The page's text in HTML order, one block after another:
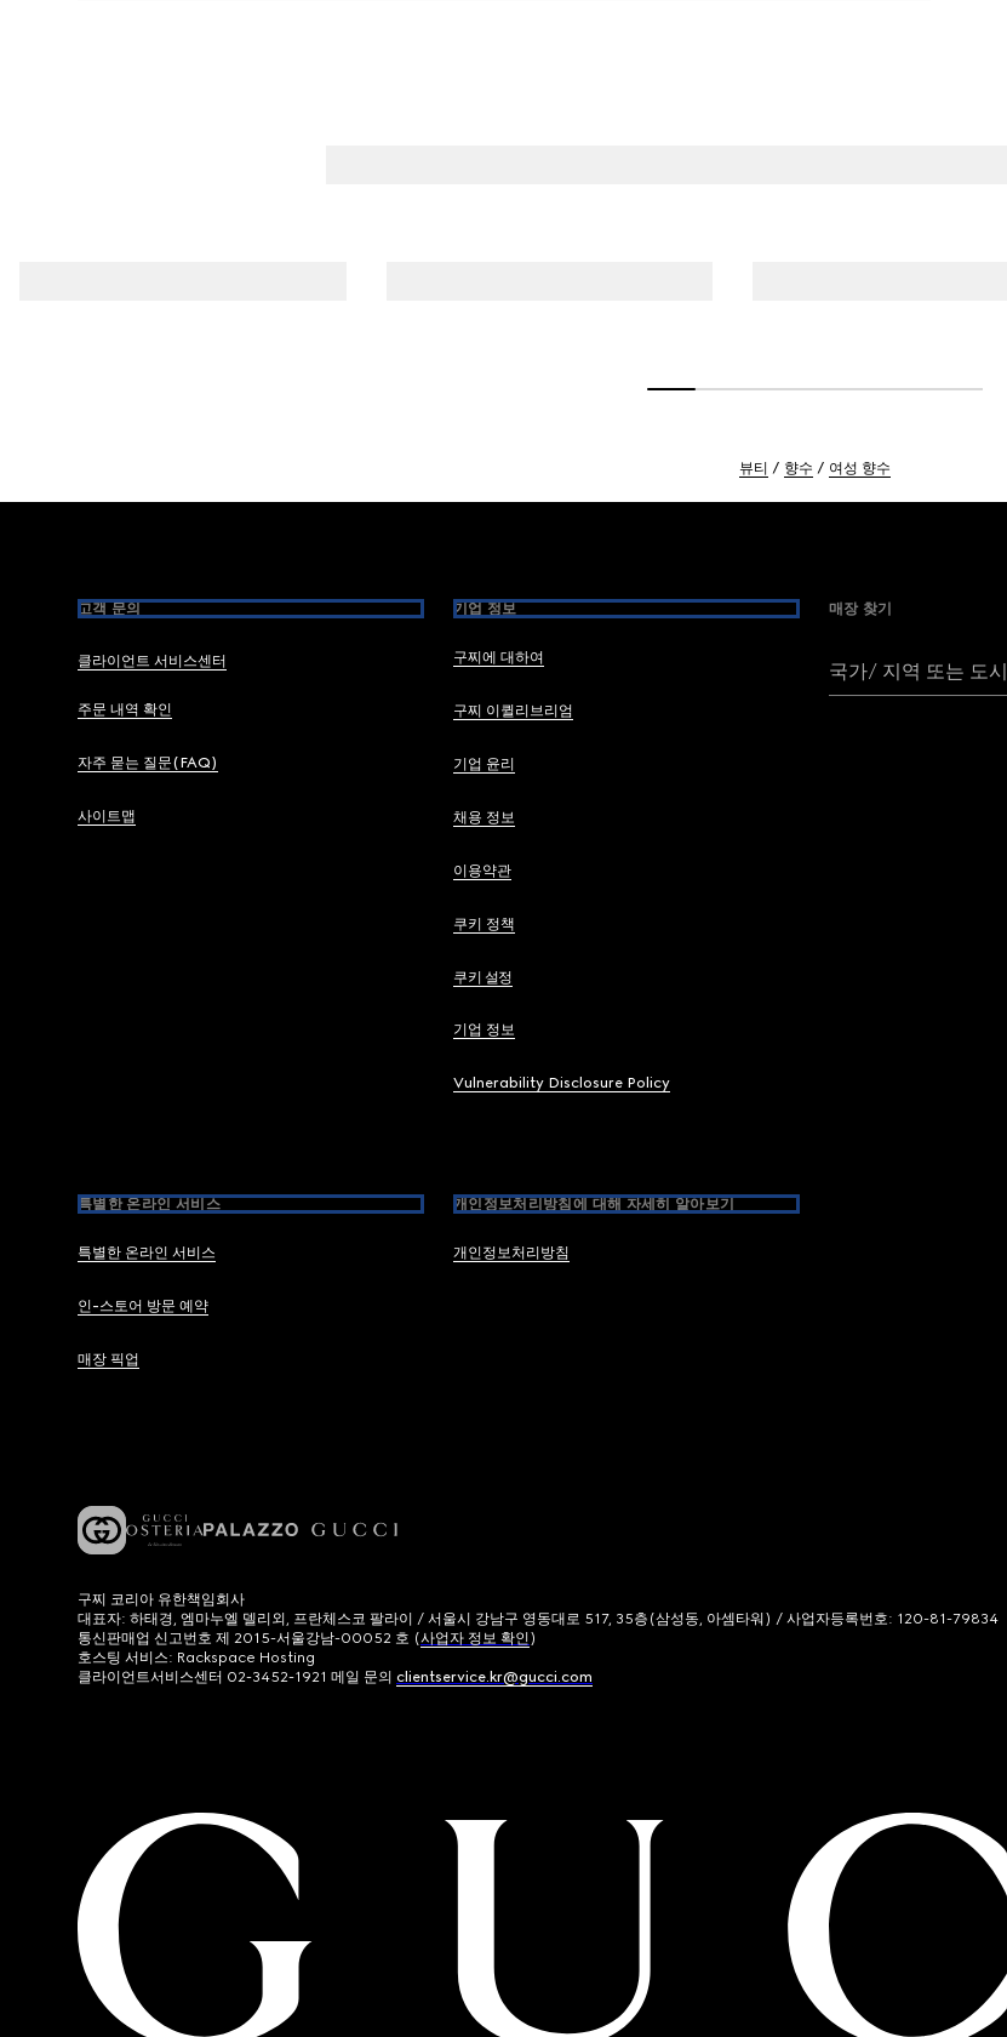
뷰티 향수 여성 향수
고객 문의
클라이언트 서비스센터
주문 내역 확인
자주 묻는 질문(FAQ)
사이트맵
기업 정보
구찌에 대하여
구찌 이퀼리브리엄
기업 윤리
채용 정보
이용약관
쿠키 정책
쿠키 설정
기업 정보
Vulnerability Disclosure Policy
특별한 온라인 서비스
특별한 온라인 서비스
인-스토어 방문 예약
매장 픽업
개인정보처리방침에 대해 자세히 알아보기
개인정보처리방침
매장 찾기
국가/ 지역 또는 도시
구찌 코리아 유한책임회사
대표자: 하태경, 엠마누엘 델리외, 프란체스코 팔라이 / 서울시 강남구 영동대로 517, 35층(삼성동, 아셈타워) / 사업자등록번호: 120-81-79834
통신판매업 신고번호 제 2015-서울강남-00052 호 (사업자 정보 확인)
호스팅 서비스: Rackspace Hosting
클라이언트서비스센터 02-3452-1921 메일 문의 clientservice.kr@gucci.com